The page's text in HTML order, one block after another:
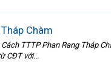
Chàm
TTTP Phan Rang Tháp
CĐT với...